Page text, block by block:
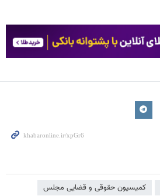
کمیسیون حقوقی و قضایی مجلس